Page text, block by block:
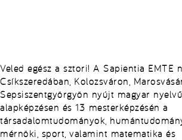
Veled egész a sztori! A Sapientia EMTE
Csíkszeredában, Kolozsváron,
Sepsiszentgyörgyön nyújt magyar
alapképzésen és 13 mesterképzésén a
társadalomtudományok,
mérnöki, sport, valamint matematika és